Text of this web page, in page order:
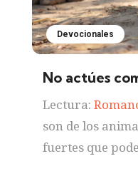
Devocionales
No actúes
Lectura:
son de los
fuertes que